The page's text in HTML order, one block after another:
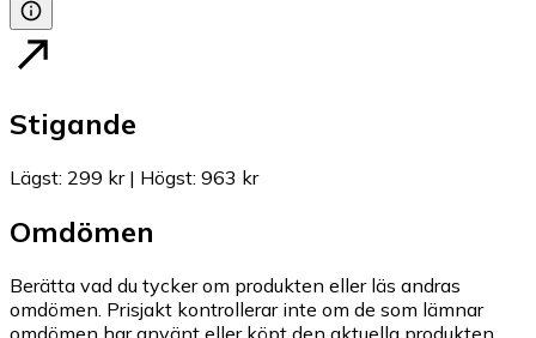
Stigande
Lägst: 299 kr| Högst: 963 kr
Omdömen
Berätta vad du tycker om produkten eller läs andras
omdömen. Prisjakt kontrollerar inte om de som lämnar